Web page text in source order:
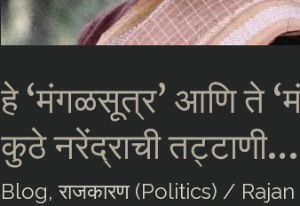
हे ‘मंगळसूत्र’ आणि ते
कुठे नरेंद्राची तट्टाणी…
Blog,राजकारण (Politics) /